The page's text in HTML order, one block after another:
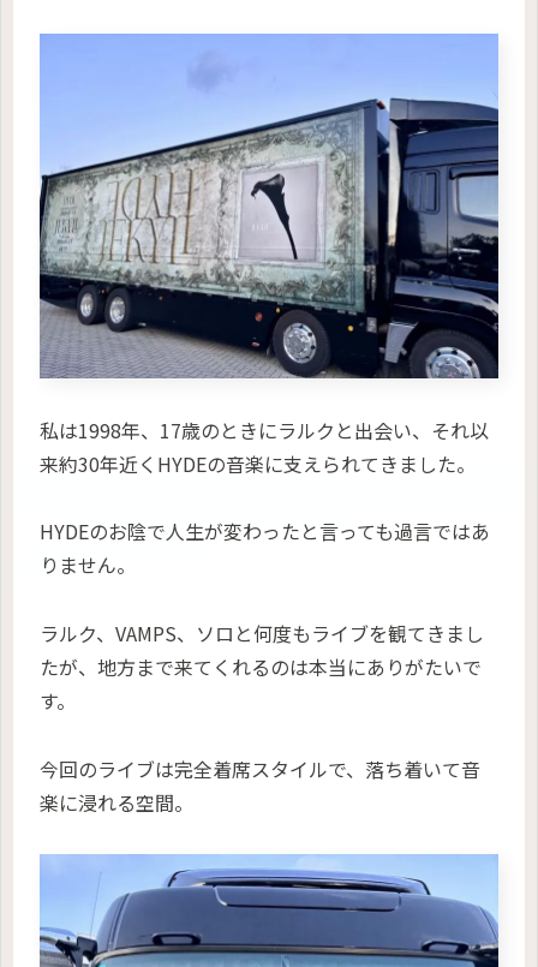
私は1998年、17歳のときにラルクと出会い、それ以
来約30年近くHYDEの音楽に支えられてきました。
HYDEのお陰で人生が変わったと言っても過言ではあ
りません。
ラルク、VAMPS、ソロと何度もライブを観てきまし
たが、地方まで来てくれるのは本当にありがたいで
す。
今回のライブは完全着席スタイルで、落ち着いて音
楽に浸れる空間。